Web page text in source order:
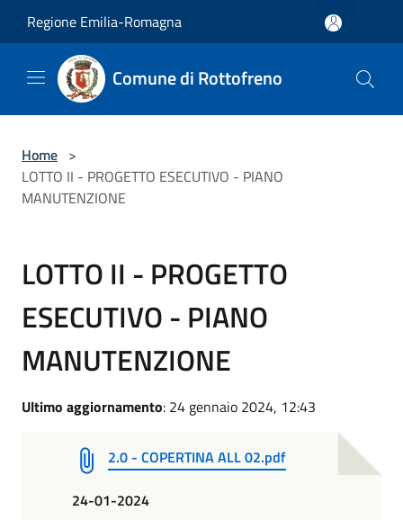
Regione Emilia-Romagna
Comune di Rottofreno
Home >
LOTTO II - PROGETTO ESECUTIVO - PIANO
MANUTENZIONE
LOTTO II - PROGETTO
ESECUTIVO - PIANO
MANUTENZIONE
Ultimo aggiornamento: 24 gennaio 2024, 12:43
2.0 - COPERTINA ALL 02.pdf
24-01-2024